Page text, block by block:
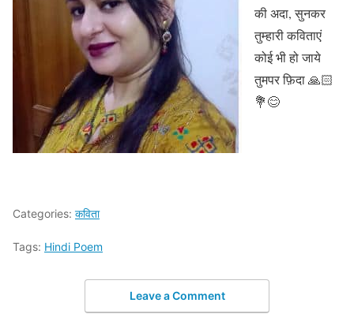
की अदा, सुनकर
तुम्हारी कविताएं
कोई भी हो जाये
तुमपर फ़िदा 🙏🏻
💐😊
Categories: कविता
Tags: Hindi Poem
Leave a Comment